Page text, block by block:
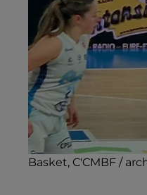
Basket, C'CMBF /